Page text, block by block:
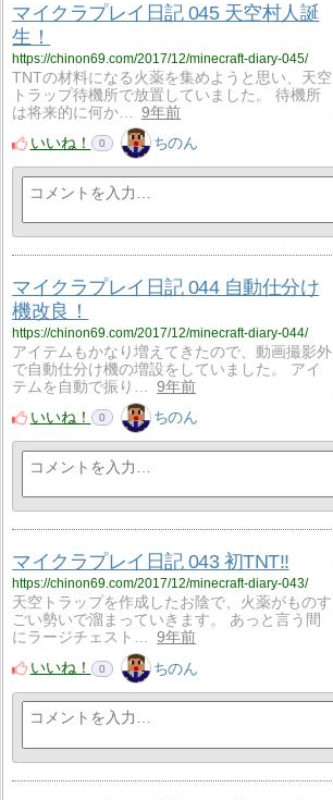
マイクラプレイ日記 045 天空村人誕
生！
https://chinon69.com/2017/12/minecraft-diary-045/
TNTの材料になる火薬を集めようと思い、天空
トラップ待機所で放置していました。 待機所
は将来的に何か…
9年前
いいね！
0 ちのん
マイクラプレイ日記 044 自動仕分け
機改良！
https://chinon69.com/2017/12/minecraft-diary-044/
アイテムもかなり増えてきたので、動画撮影外
で自動仕分け機の増設をしていました。 アイ
テムを自動で振り…
9年前
いいね！
0 ちのん
マイクラプレイ日記 043 初TNT!!
https://chinon69.com/2017/12/minecraft-diary-043/
天空トラップを作成したお陰で、火薬がものす
ごい勢いで溜まっていきます。 あっと言う間
にラージチェスト…
9年前
いいね！
0 ちのん